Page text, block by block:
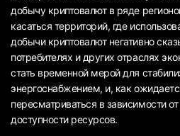
добычу криптовалют в ряде
касаться территорий, где
добычи криптовалют негативно
потребителях и других отраслях
стать временной мерой для
энергоснабжением, и, как
пересматриваться в зависимости
доступности ресурсов.